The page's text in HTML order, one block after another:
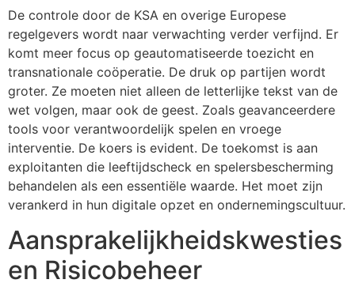
De controle door de KSA en overige Europese
regelgevers wordt naar verwachting verder verfijnd. Er
komt meer focus op geautomatiseerde toezicht en
transnationale coöperatie. De druk op partijen wordt
groter. Ze moeten niet alleen de letterlijke tekst van de
wet volgen, maar ook de geest. Zoals geavanceerdere
tools voor verantwoordelijk spelen en vroege
interventie. De koers is evident. De toekomst is aan
exploitanten die leeftijdscheck en spelersbescherming
behandelen als een essentiële waarde. Het moet zijn
verankerd in hun digitale opzet en ondernemingscultuur.
Aansprakelijkheidskwesties
en Risicobeheer